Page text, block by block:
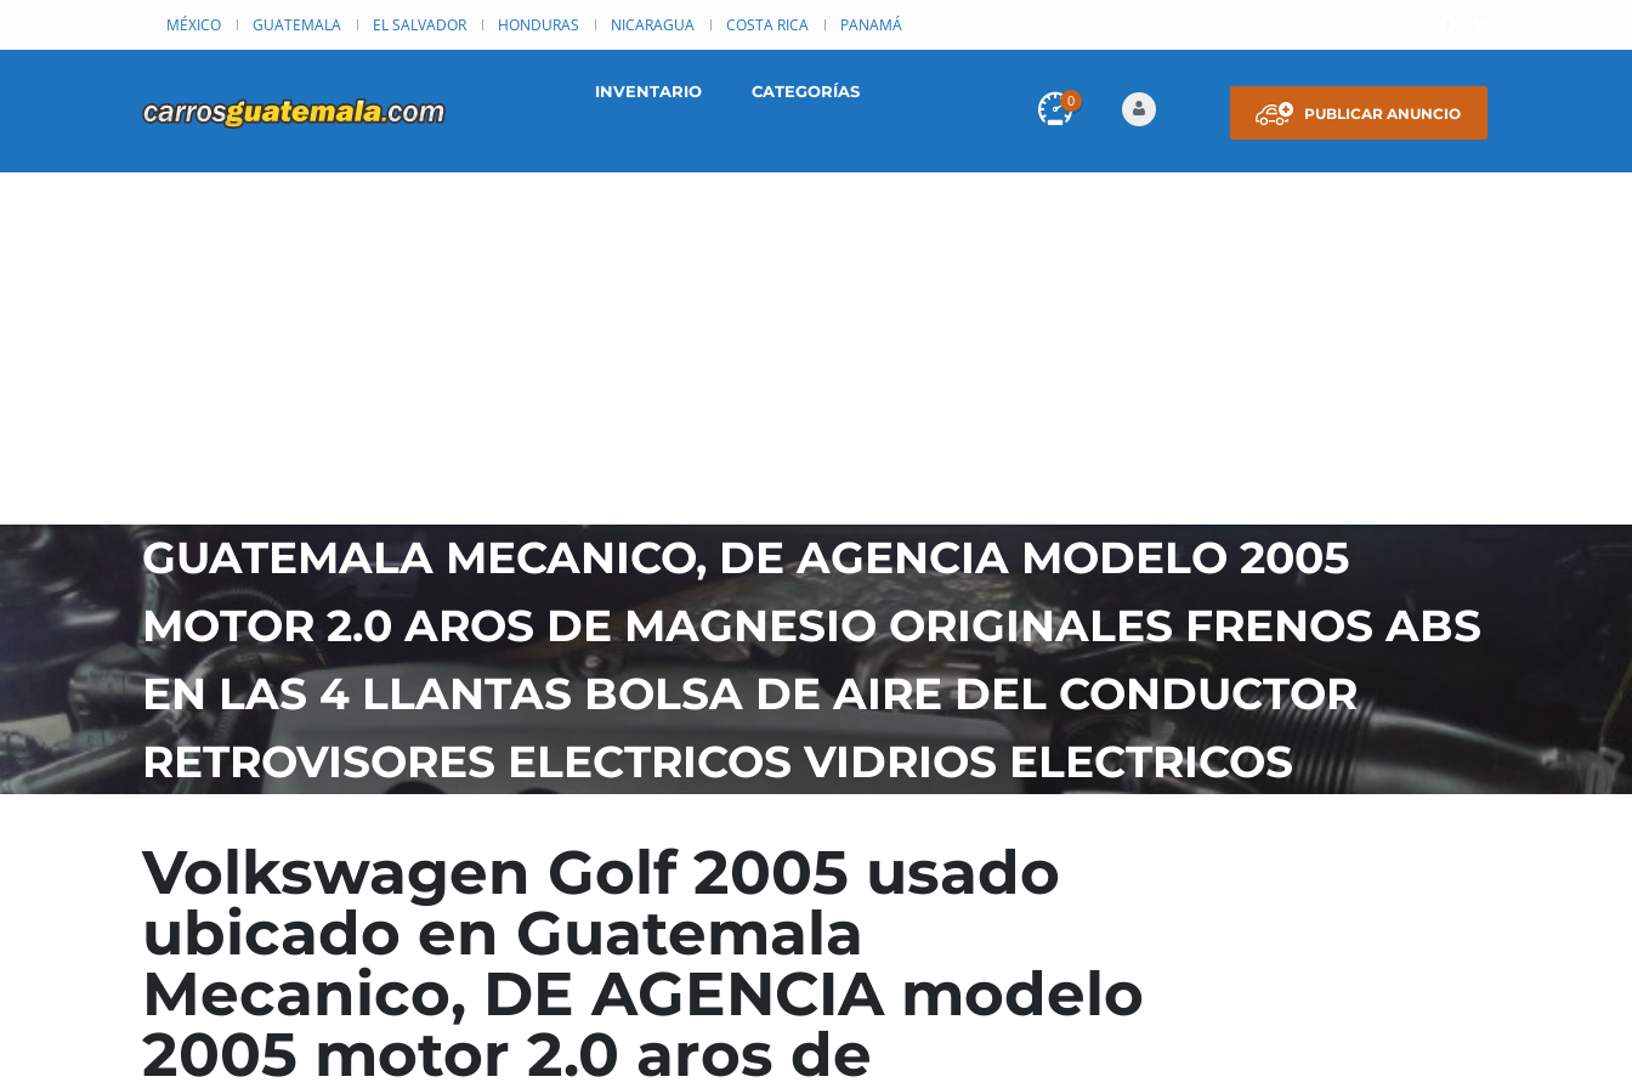
MÉXICO GUATEMALA EL SALVADOR HONDURAS NICARAGUA COSTA RICA PANAMÁ
PUBLICAR ANUNCIO
0
INVENTARIO CATEGORÍAS
GUATEMALA MECANICO, DE AGENCIA MODELO 2005
MOTOR 2.0 AROS DE MAGNESIO ORIGINALES FRENOS ABS
EN LAS 4 LLANTAS BOLSA DE AIRE DEL CONDUCTOR
RETROVISORES ELECTRICOS VIDRIOS ELECTRICOS
Volkswagen Golf 2005 usado
ubicado en Guatemala
Mecanico, DE AGENCIA modelo
2005 motor 2.0 aros de